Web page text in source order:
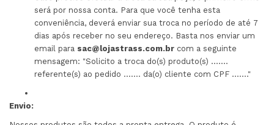
será por nossa conta. Para que você tenha esta
conveniência, deverá enviar sua troca no período de até 7
dias após receber no seu endereço. Basta nos enviar um
email para sac@lojastrass.com.br com a seguinte
mensagem: "Solicito a troca do(s) produto(s) .......
referente(s) ao pedido ....... da(o) cliente com CPF ......."
Envio: